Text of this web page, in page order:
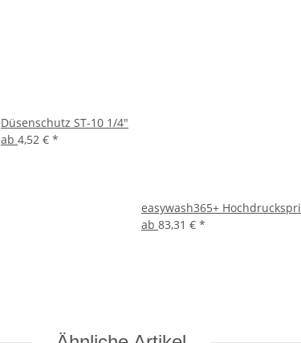
Düsenschutz ST-10 1/4"
ab 4,52 € *
easywash365+
ab 83,31 € *